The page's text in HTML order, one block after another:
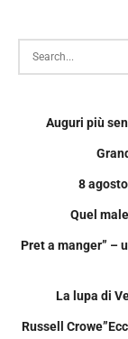
Auguri più
8
Quel
Pret a manger” –
La lupa di
Russell